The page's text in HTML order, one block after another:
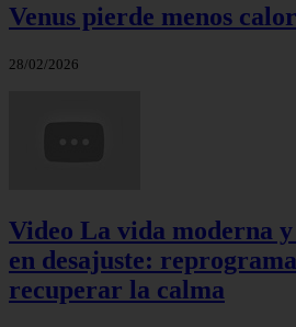
Venus pierde menos
28/02/2026
Video La vida moderna
en desajuste:
recuperar la calma